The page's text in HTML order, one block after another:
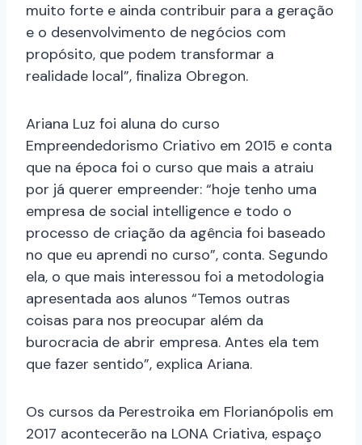
muito forte e ainda contribuir para a geração
e o desenvolvimento de negócios com
propósito, que podem transformar a
realidade local”, finaliza Obregon.
Ariana Luz foi aluna do curso
Empreendedorismo Criativo em 2015 e conta
que na época foi o curso que mais a atraiu
por já querer empreender: “hoje tenho uma
empresa de social intelligence e todo o
processo de criação da agência foi baseado
no que eu aprendi no curso”, conta. Segundo
ela, o que mais interessou foi a metodologia
apresentada aos alunos “Temos outras
coisas para nos preocupar além da
burocracia de abrir empresa. Antes ela tem
que fazer sentido”, explica Ariana.
Os cursos da Perestroika em Florianópolis em
2017 acontecerão na LONA Criativa, espaço